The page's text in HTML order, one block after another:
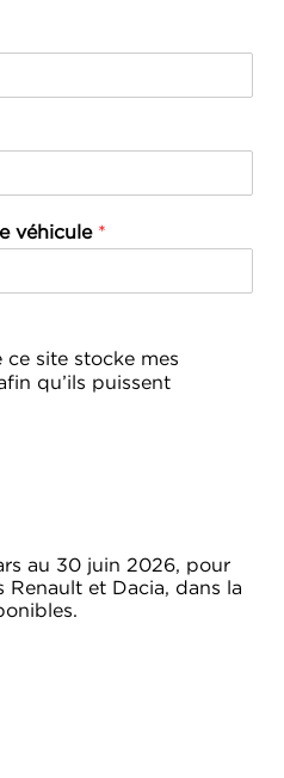
véhicule *
ce site stocke mes
qu’ils puissent
au 30 juin 2026, pour
Renault et Dacia, dans la